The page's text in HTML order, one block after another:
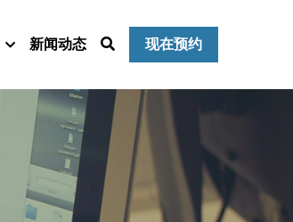
新闻动态 现在预约